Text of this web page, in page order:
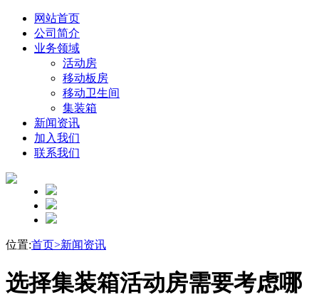
网站首页
公司简介
业务领域
活动房
移动板房
移动卫生间
集装箱
新闻资讯
加入我们
联系我们
位置:首页>新闻资讯
选择集装箱活动房需要考虑哪